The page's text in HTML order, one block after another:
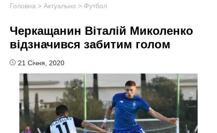
Головна > Актуально > Футбол
Черкащанин Віталій Миколенко
відзначився забитим голом
21 Січня, 2020